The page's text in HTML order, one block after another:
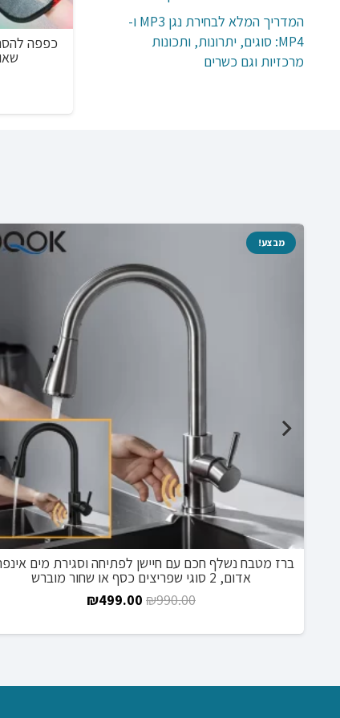
אפוד רצועת בריחה לחתולים או כלבים קטנים
מחמד, שליטה קלה, 8 צבעים לבחירה
כפפה
המדריך המלא לבחירת נגן MP3 ו-
MP4: סוגים, יתרונות, ותכונות
מרכזיות וגם כשרים
מבצע!
ברז מטבח נשלף חכם עם חיישן לפתיחה וסגירת מים
אדום, 2 סוגי שפריצים כסף או שחור מוברש
₪990.00
המחיר ₪499.00